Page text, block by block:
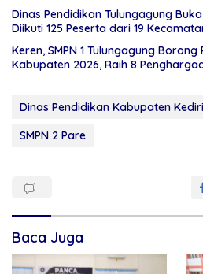
Dinas Pendidikan Tulungagung Buka
Diikuti 125 Peserta dari 19
Keren, SMPN 1 Tulungagung Borong
Kabupaten 2026, Raih 8
Dinas Pendidikan Kabupaten Kediri
SMPN 2 Pare
Baca Juga